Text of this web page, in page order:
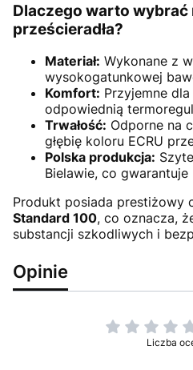
Dlaczego warto wybrać
prześcieradła?
Materiał: Wykonane z
wysokogatunkowej
Komfort: Przyjemne
odpowiednią
Trwałość: Odporne na
głębię koloru ECRU
Polska produkcja:
Bielawie, co
Produkt posiada prestiżowy
Standard 100, co oznacza,
substancji szkodliwych i
Opinie
Liczba